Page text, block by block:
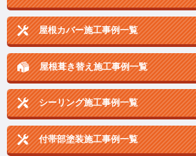
屋根カバー施工事例一覧
屋根葺き替え施工事例一覧
シーリング施工事例一覧
付帯部塗装施工事例一覧